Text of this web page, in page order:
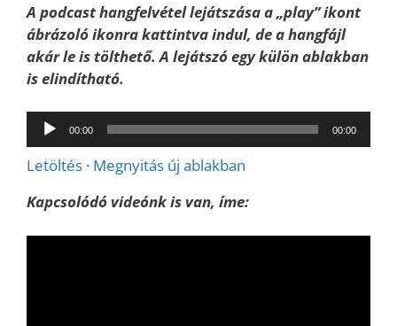
A podcast hangfelvétel lejátszása a „play” ikont
ábrázoló ikonra kattintva indul, de a hangfájl
akár le is tölthető. A lejátszó egy külön ablakban
is elindítható.
Audió
lejátszó
00:00 00:00
Letöltés · Megnyitás új ablakban
Kapcsolódó videónk is van, íme: